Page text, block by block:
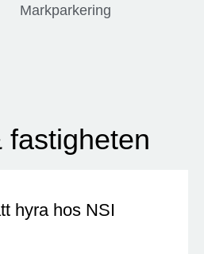
Markparkering
fastigheten
hyra hos NSI